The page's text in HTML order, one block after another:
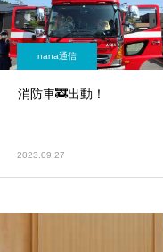
nana通信
消防車🚒出動！
2023.09.27